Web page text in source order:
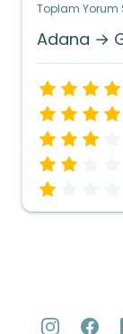
Toplam Yorum
Adana →